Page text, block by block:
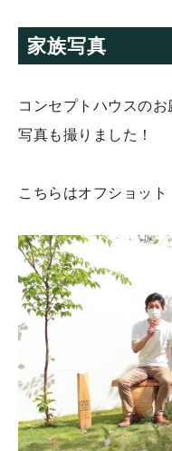
家族写真
コンセプトハウスの
写真も撮りました！
こちらはオフショット